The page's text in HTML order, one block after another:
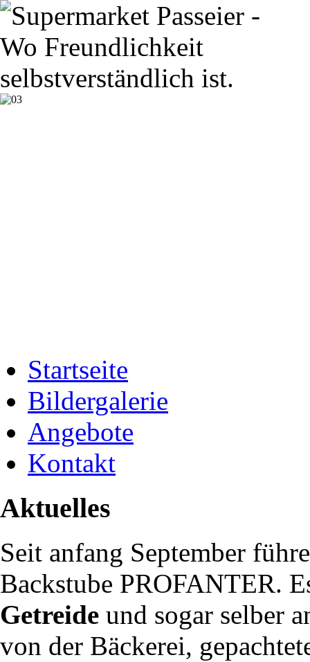
Startseite
Bildergalerie
Angebote
Kontakt
Aktuelles
Seit anfang September
Backstube PROFANTER.
Getreide und sogar selber
von der Bäckerei,